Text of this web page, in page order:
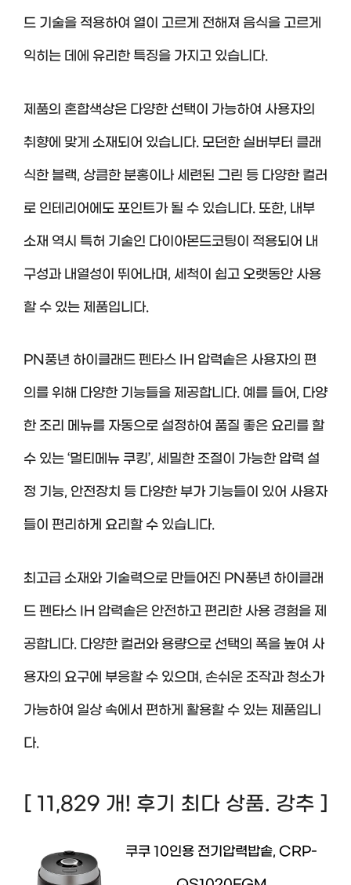
드 기술을 적용하여 열이 고르게 전해져 음식을 고르게
익히는 데에 유리한 특징을 가지고 있습니다.
제품의 혼합색상은 다양한 선택이 가능하여 사용자의
취향에 맞게 소재되어 있습니다. 모던한 실버부터 클래
식한 블랙, 상큼한 분홍이나 세련된 그린 등 다양한 컬러
로 인테리어에도 포인트가 될 수 있습니다. 또한, 내부
소재 역시 특허 기술인 다이아몬드코팅이 적용되어 내
구성과 내열성이 뛰어나며, 세척이 쉽고 오랫동안 사용
할 수 있는 제품입니다.
PN풍년 하이클래드 펜타스 IH 압력솥은 사용자의 편
의를 위해 다양한 기능들을 제공합니다. 예를 들어, 다양
한 조리 메뉴를 자동으로 설정하여 품질 좋은 요리를 할
수 있는 ‘멀티메뉴 쿠킹’, 세밀한 조절이 가능한 압력 설
정 기능, 안전장치 등 다양한 부가 기능들이 있어 사용자
들이 편리하게 요리할 수 있습니다.
최고급 소재와 기술력으로 만들어진 PN풍년 하이클래
드 펜타스 IH 압력솥은 안전하고 편리한 사용 경험을 제
공합니다. 다양한 컬러와 용량으로 선택의 폭을 높여 사
용자의 요구에 부응할 수 있으며, 손쉬운 조작과 청소가
가능하여 일상 속에서 편하게 활용할 수 있는 제품입니
다.
[ 11,829 개! 후기 최다 상품. 강추 ]
쿠쿠 10인용 전기압력밥솥, CRP-